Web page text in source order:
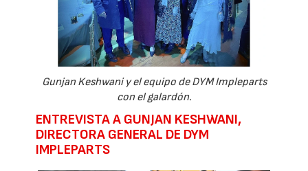
Gunjan Keshwani y el equipo de DYM Impleparts
con el galardón.
ENTREVISTA A GUNJAN KESHWANI,
DIRECTORA GENERAL DE DYM
IMPLEPARTS